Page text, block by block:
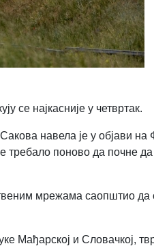
се најкасније у четвртак.
навела је у објави на
требало поново да почне
мрежама саопштио
Мађарској и Словачкој,